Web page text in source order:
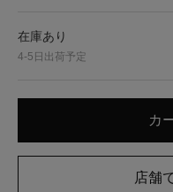
在庫あり
4-5日出荷予定